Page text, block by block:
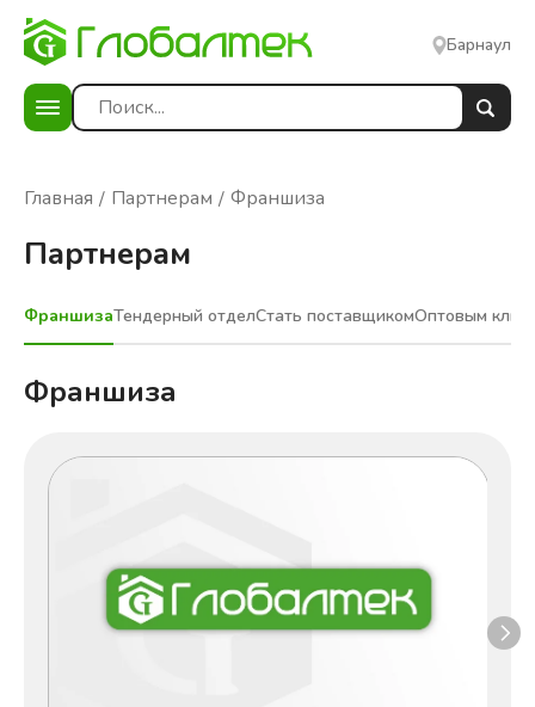
Барнаул
Главная Партнерам Франшиза
Партнерам
ФраншизаТендерный отделСтать поставщикомОптовым
Франшиза